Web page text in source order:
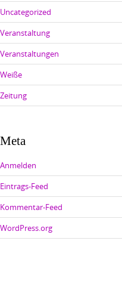
Uncategorized
Veranstaltung
Veranstaltungen
Weiße
Zeitung
Meta
Anmelden
Eintrags-Feed
Kommentar-Feed
WordPress.org